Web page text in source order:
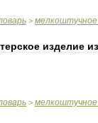
> мелкоштучное
изделие из
> мелкоштучное